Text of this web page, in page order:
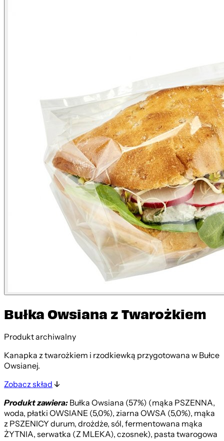
Bułka Owsiana z Twarożkiem
Produkt archiwalny
Kanapka z twarożkiem i rzodkiewką przygotowana w Bułce
Owsianej.
Zobacz skład
Produkt zawiera:Bułka Owsiana (57%) (mąka PSZENNA,
woda, płatki OWSIANE (5,0%), ziarna OWSA (5,0%), mąka
z PSZENICY durum, drożdże, sól, fermentowana mąka
ŻYTNIA, serwatka (Z MLEKA), czosnek), pasta twarogowa